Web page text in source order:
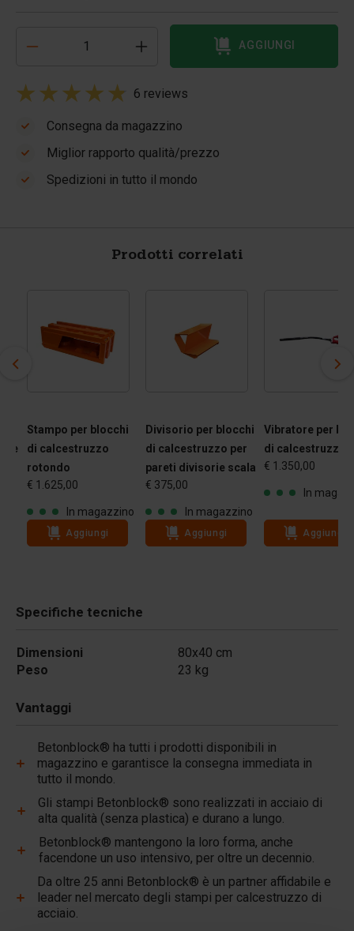
AGGIUNGI
6 reviews
Consegna da magazzino
Miglior rapporto qualità/prezzo
Spedizioni in tutto il mondo
Prodotti correlati
Stampo per blocchi
di calcestruzzo
rotondo
€ 1.625,00
In magazzino
Aggiungi
Divisorio per blocchi
di calcestruzzo per
pareti divisorie scala
€ 375,00
In magazzino
Aggiungi
Vibratore per
di calcestruzzo
€ 1.350,00
In
Aggiungi
Specifiche tecniche
Dimensioni
80x40 cm
Peso
23 kg
Vantaggi
Betonblock® ha tutti i prodotti disponibili in
magazzino e garantisce la consegna immediata in
tutto il mondo.
Gli stampi Betonblock® sono realizzati in acciaio di
alta qualità (senza plastica) e durano a lungo.
Betonblock® mantengono la loro forma, anche
facendone un uso intensivo, per oltre un decennio.
Da oltre 25 anni Betonblock® è un partner affidabile e
leader nel mercato degli stampi per calcestruzzo di
acciaio.